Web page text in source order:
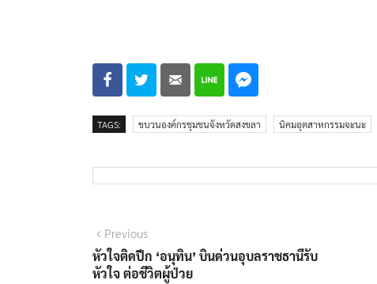
TAGS: ขบวนองค์กรชุมชนจังหวัดสงขลา นิคมอุตสาหกรรมจะนะ
Previous
หัวใจติดปีก ‘อนุทิน’ บินด่วนอุบลราชธานีรับ
หัวใจ ต่อชีวิตผู้ป่วย